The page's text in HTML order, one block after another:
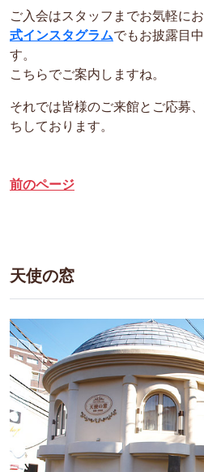
ご入会はスタッフまでお気軽に
式インスタグラムでもお披露目
す。
こちらでご案内しますね。
それでは皆様のご来館とご応募
ちしております。
前のページ
天使の窓